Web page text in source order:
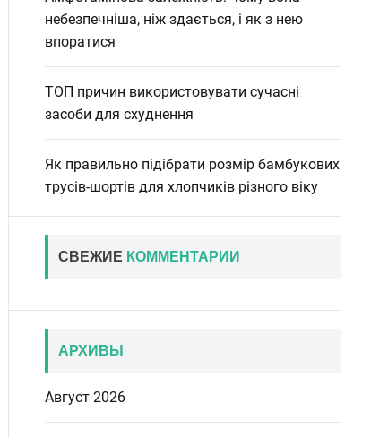
небезпечніша, ніж здається, і як з нею
впоратися
ТОП причин використовувати сучасні
засоби для схуднення
Як правильно підібрати розмір бамбукових
трусів-шортів для хлопчиків різного віку
СВЕЖИЕ КОММЕНТАРИИ
АРХИВЫ
Август 2026